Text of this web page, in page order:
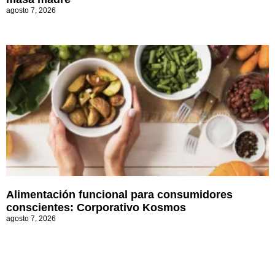
agosto 7, 2026
Alimentación funcional para consumidores
conscientes: Corporativo Kosmos
agosto 7, 2026